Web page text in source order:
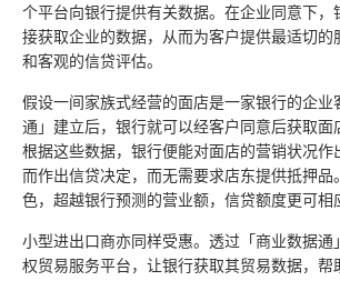
个平台向银行提供有关数据。在企业同意下，
接获取企业的数据，从而为客户提供最适切的
和客观的信贷评估。
假设一间家族式经营的面店是一家银行的企业
通」建立后，银行就可以经客户同意后获取面
根据这些数据，银行便能对面店的营销状况作
而作出信贷决定，而无需要求店东提供抵押品
色，超越银行预测的营业额，信贷额度更可相
小型进出口商亦同样受惠。透过「商业数据通
权贸易服务平台，让银行获取其贸易数据，帮